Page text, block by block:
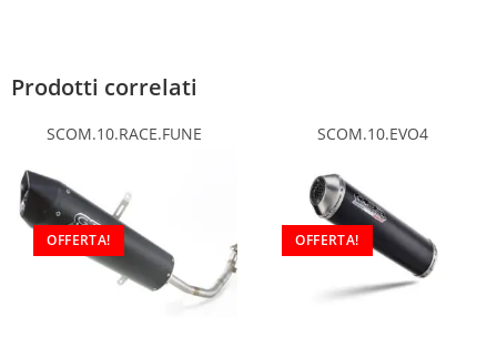
Prodotti correlati
SCOM.10.RACE.FUNE
OFFERTA!
SCOM.10.EVO4
OFFERTA!